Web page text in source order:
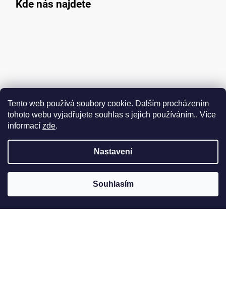
Tento web používá soubory cookie. Dalším procházením
tohoto webu vyjadřujete souhlas s jejich používáním.. Více
informací zde.
Nastavení
Souhlasím
Kde nás najdete